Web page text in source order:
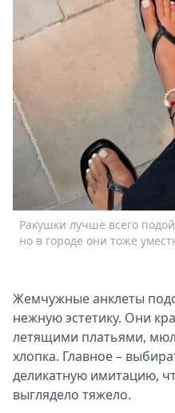
Ракушки лучше всего
но в городе они тоже
Жемчужные анклеты
нежную эстетику. Они
летящими платьями,
хлопка. Главное –
деликатную имитацию,
выглядело тяжело.